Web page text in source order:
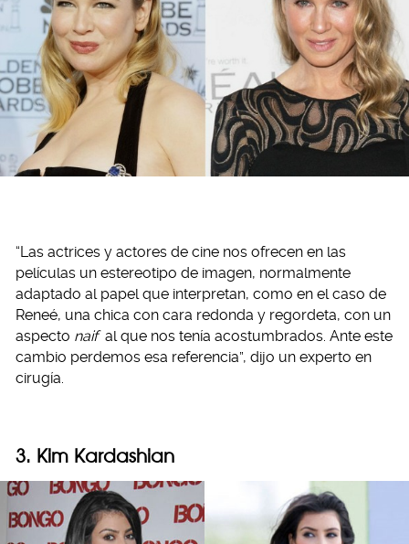
“Las actrices y actores de cine nos ofrecen en las
películas un estereotipo de imagen, normalmente
adaptado al papel que interpretan, como en el caso de
Reneé, una chica con cara redonda y regordeta, con un
aspecto naifal que nos tenía acostumbrados. Ante este
cambio perdemos esa referencia”, dijo un experto en
cirugía.
3. Kim Kardashian